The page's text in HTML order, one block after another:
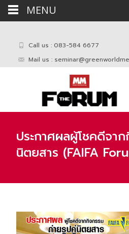
Call us : 083-584 6677
Mail us :
ประกาศผลผู้โชคดีจา
นิตยสาร (FAIFA
MENU